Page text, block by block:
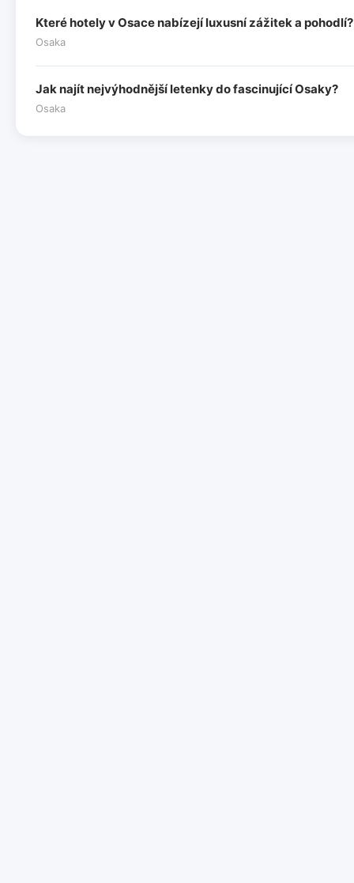
Které hotely v Osace nabízejí luxusní zážitek a pohodlí?
Osaka
Jak najít nejvýhodnější letenky do fascinující Osaky?
Osaka